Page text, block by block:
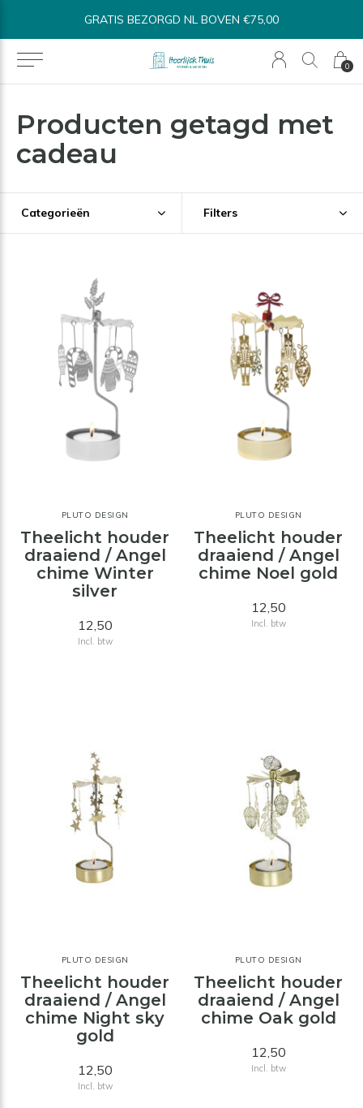
0
BOVEN €75,00 BINNEN 1-3 WERKDAGEN
Producten getagd met
cadeau
Categorieën Filters
PLUTO DESIGN
Theelicht houder
draaiend / Angel
chime Winter
silver
12,50
Incl. btw
PLUTO DESIGN
Theelicht houder
draaiend / Angel
chime Noel gold
12,50
Incl. btw
PLUTO DESIGN
Theelicht houder
draaiend / Angel
chime Night sky
gold
12,50
Incl. btw
PLUTO DESIGN
Theelicht houder
draaiend / Angel
chime Oak gold
12,50
Incl. btw